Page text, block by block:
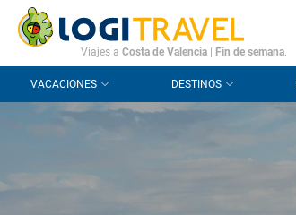
CONTACTO PREGUNTAS FRECUENTES
Viajes a Costa de Valencia Fin de semana.
VACACIONES DESTINOS